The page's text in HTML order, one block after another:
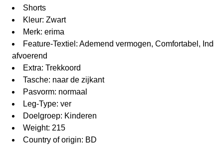
Shorts
Kleur: Zwart
Merk: erima
Feature-Textiel: Ademend vermogen, Comfortabel,
afvoerend
Extra: Trekkoord
Tasche: naar de zijkant
Pasvorm: normaal
Leg-Type: ver
Doelgroep: Kinderen
Weight: 215
Country of origin: BD